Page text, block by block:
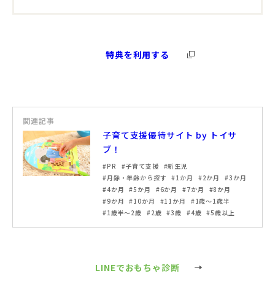
特典を利用する
関連記事
子育て支援優待サイト by トイサ
ブ！
PR 子育て支援
新生児
月齢・年齢から探す
1か月 2か月
3か月
4か月
5か月 6か月 7か月
8か月
9か月
10か月 11か月
1歳～1歳半
1歳半～2歳
2歳 3歳 4歳 5歳以上
LINEでおもちゃ診断